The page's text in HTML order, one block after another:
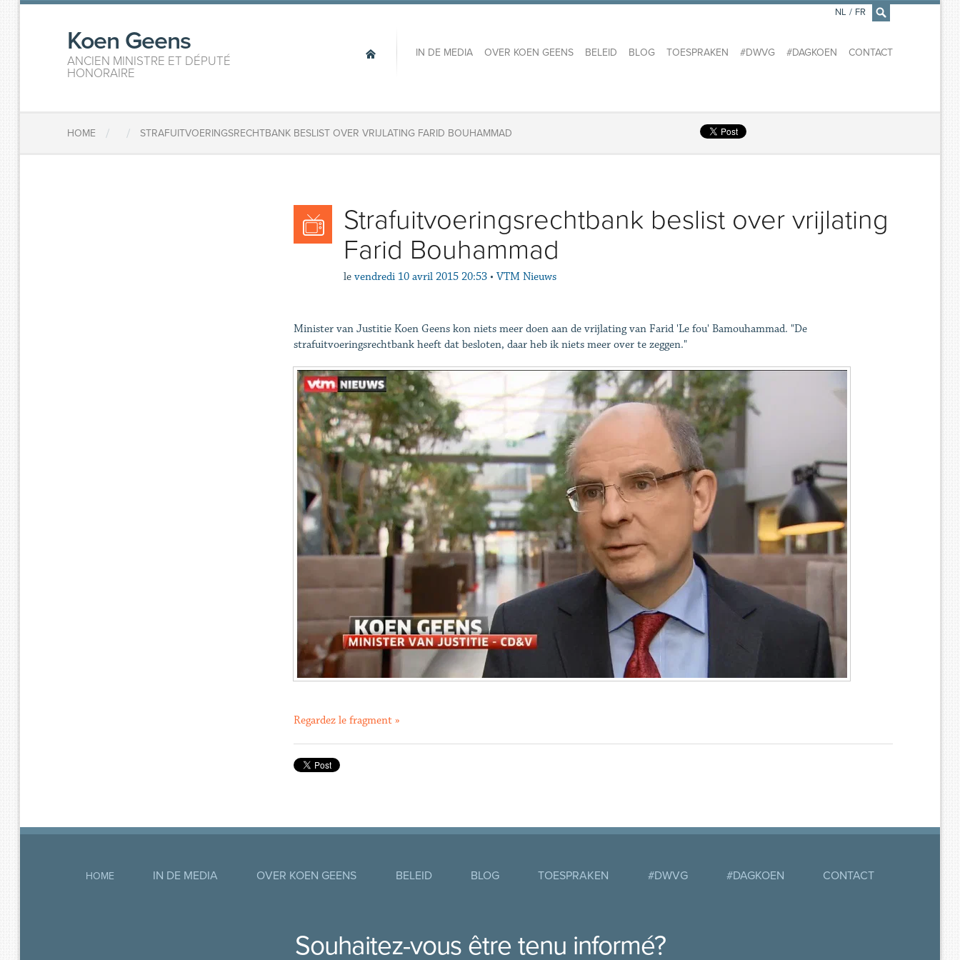
×
Koen Geens
ANCIEN MINISTRE ET DÉPUTÉ
HONORAIRE
IN DE MEDIA OVER KOEN GEENS BELEID BLOG TOESPRAKEN #DWVG #DAGKOEN CONTACT
NL / FR
HOME / / STRAFUITVOERINGSRECHTBANK BESLIST OVER VRIJLATING FARID BOUHAMMAD
Strafuitvoeringsrechtbank beslist over vrijlating
Farid Bouhammad
le vendredi 10 avril 2015 20:53 • VTM Nieuws
Minister van Justitie Koen Geens kon niets meer doen aan de vrijlating van Farid 'Le fou' Bamouhammad. "De
strafuitvoeringsrechtbank heeft dat besloten, daar heb ik niets meer over te zeggen."
Regardez le fragment »
HOME IN DE MEDIA OVER KOEN GEENS BELEID BLOG TOESPRAKEN #DWVG #DAGKOEN CONTACT
Souhaitez-vous être tenu informé?